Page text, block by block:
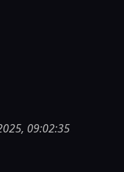
09:02:35